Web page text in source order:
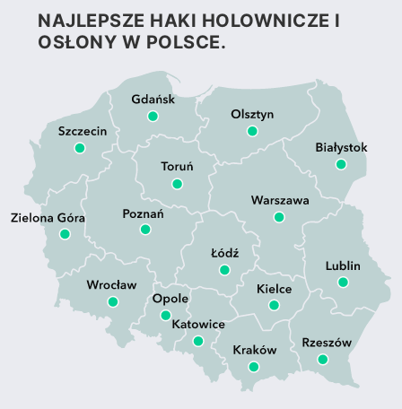
NAJLEPSZE HAKI HOLOWNICZE I
OSŁONY W POLSCE.